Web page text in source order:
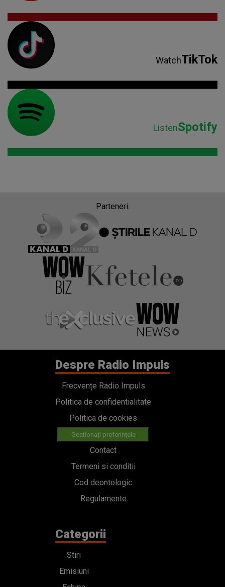
WatchTikTok
ListenSpotify
Parteneri:
Despre Radio Impuls
Frecvențe Radio Impuls
Politica de confidentialitate
Politica de cookies
Gestionați preferințele
Contact
Termeni si conditii
Cod deontologic
Regulamente
Categorii
Stiri
Emisiuni